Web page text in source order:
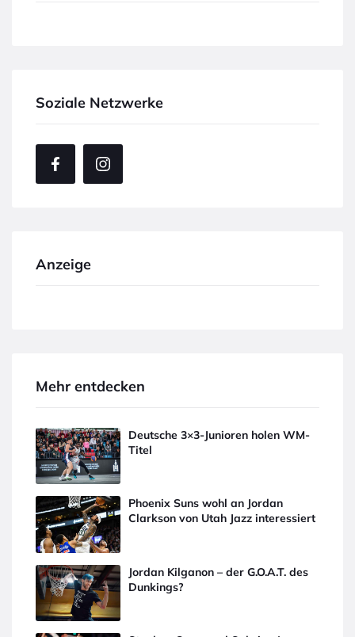
Soziale Netzwerke
Anzeige
Mehr entdecken
Deutsche 3×3-Junioren holen WM-
Titel
Phoenix Suns wohl an Jordan
Clarkson von Utah Jazz interessiert
Jordan Kilganon – der G.O.A.T. des
Dunkings?